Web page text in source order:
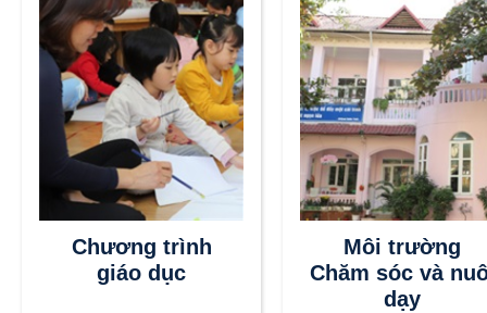
Chương trình
giáo dục
Môi trường
Chăm sóc và
dạy